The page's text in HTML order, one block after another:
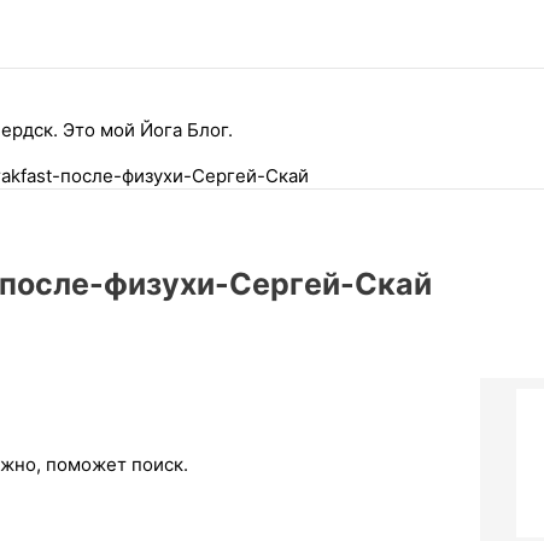
Это мой Йога Блог.
после-физухи-Сергей-Скай
физухи-Сергей-Скай
поможет поиск.